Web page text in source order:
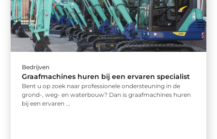
Bedrijven
Graafmachines huren bij een ervaren specialist
Bent u op zoek naar professionele ondersteuning in de
grond-, weg- en waterbouw? Dan is graafmachines huren
bij een ervaren ...